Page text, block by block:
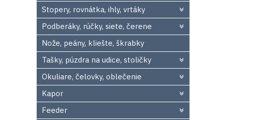
Stopery, rovnátka, ihly, vrtáky
Podberáky, rúčky, siete, čerene
Nože, peány, kliešte, škrabky
Tašky, púzdra na udice, stoličky
Okuliare, čelovky, oblečenie
Kapor
Feeder